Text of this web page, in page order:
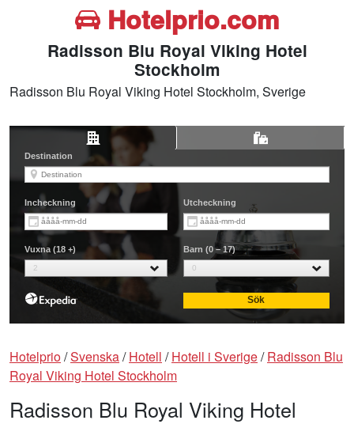
Hotelprio.com
Radisson Blu Royal Viking Hotel
Stockholm
Radisson Blu Royal Viking Hotel Stockholm, Sverige
Hotelprio/Svenska/Hotell /Hotell i Sverige/Radisson Blu
Royal Viking Hotel Stockholm
Radisson Blu Royal Viking Hotel